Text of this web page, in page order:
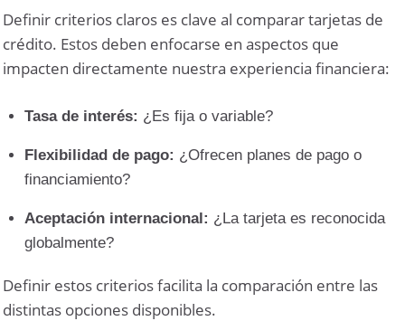
Definir criterios claros es clave al comparar tarjetas de
crédito. Estos deben enfocarse en aspectos que
impacten directamente nuestra experiencia financiera:
Tasa de interés: ¿Es fija o variable?
Flexibilidad de pago: ¿Ofrecen planes de pago o
financiamiento?
Aceptación internacional: ¿La tarjeta es reconocida
globalmente?
Definir estos criterios facilita la comparación entre las
distintas opciones disponibles.